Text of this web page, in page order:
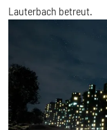
Lauterbach betreut.